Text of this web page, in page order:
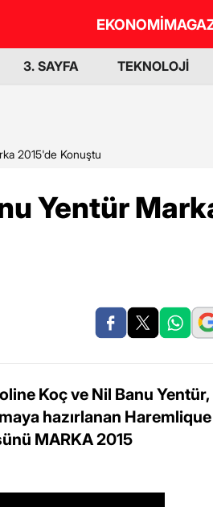
EKONOMİ
3. SAYFA TEKNOLOJİ
2015'de Konuştu
Yentür
Koç ve Nil Banu Yentür,
hazırlanan Haremlique
MARKA 2015